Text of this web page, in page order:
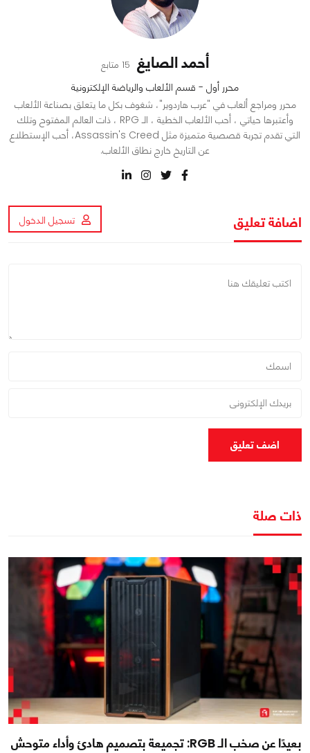
أحمد الصايغ 15 متابع
محرر أول - قسم الألعاب والرياضة الإلكترونية
محرر ومراجع ألعاب في "عرب هاردوير"، شغوف بكل ما يتعلق بصناعة الألعاب
وأعتبرها حياتي ، أحب الألعاب الخطية ، الـ RPG ، ذات العالم المفتوح وتلك
التي تقدم تجربة قصصية متميزة مثل Assassin's Creed، أحب الإستطلاع
عن التاريخ خارج نطاق الألعاب.
اضافة تعليق تسجيل الدخول
اضف تعليق
ذات صلة
بعيدًا عن صخب الـ RGB: تجميعة بتصميم هادئ وأداء متوحش